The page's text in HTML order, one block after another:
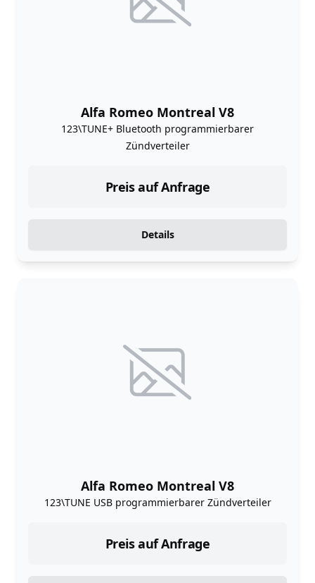
Alfa Romeo Montreal V8
123\TUNE+ Bluetooth programmierbarer
Zündverteiler
Preis auf Anfrage
Details
Alfa Romeo Montreal V8
123\TUNE USB programmierbarer Zündverteiler
Preis auf Anfrage